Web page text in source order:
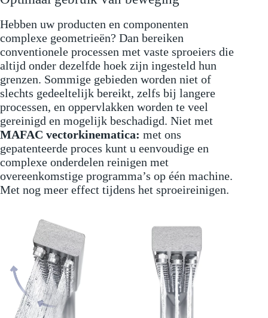
Hebben uw producten en componenten
complexe geometrieën? Dan bereiken
conventionele processen met vaste sproeiers die
altijd onder dezelfde hoek zijn ingesteld hun
grenzen. Sommige gebieden worden niet of
slechts gedeeltelijk bereikt, zelfs bij langere
processen, en oppervlakken worden te veel
gereinigd en mogelijk beschadigd. Niet met
MAFAC vectorkinematica: met ons
gepatenteerde proces kunt u eenvoudige en
complexe onderdelen reinigen met
overeenkomstige programma’s op één machine.
Met nog meer effect tijdens het sproeireinigen.